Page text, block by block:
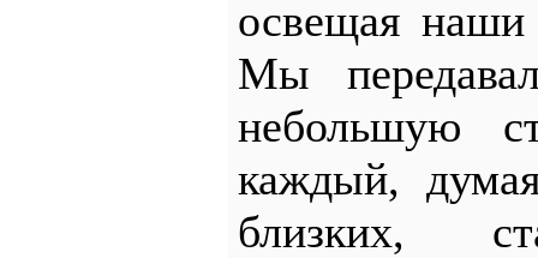
освещая
Мы
небольшую
каждый,
близких,